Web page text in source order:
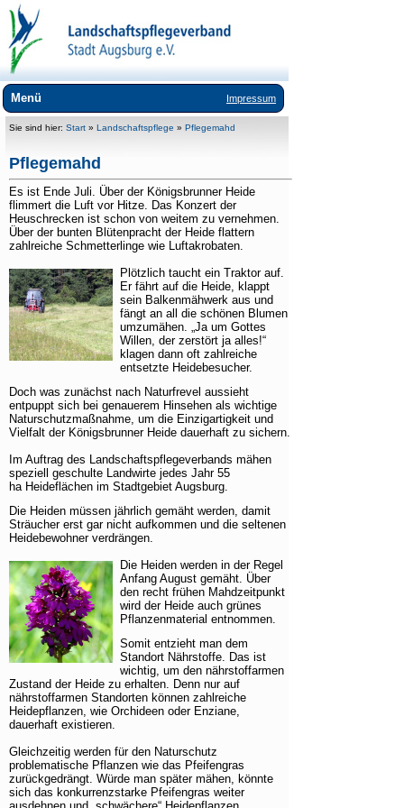
Impressum
Menü
Wir über uns
Landschaftspflege
+
Weidestadt Augsburg
+
Insektenvielfalt Augsburg
Öko-Modellregion
+
Streuobst für Augsburg
Pflegemahd
Biotopverbund
Gewässer
+
Regenio-Maßnahmen
Naturschutzfonds des Augsburger Zoos
Umweltbildung
Arten
Downloads
Links
Sie sind hier: Start » Landschaftspflege » Pflegemahd
Pflegemahd
Es ist Ende Juli. Über der Königsbrunner Heide
flimmert die Luft vor Hitze. Das Konzert der
Heuschrecken ist schon von weitem zu vernehmen.
Über der bunten Blütenpracht der Heide flattern
zahlreiche Schmetterlinge wie Luftakrobaten.
Plötzlich taucht ein Traktor auf.
Er fährt auf die Heide, klappt
sein Balkenmähwerk aus und
fängt an all die schönen Blumen
umzumähen. „Ja um Gottes
Willen, der zerstört ja alles!“
klagen dann oft zahlreiche
entsetzte Heidebesucher.
Doch was zunächst nach Naturfrevel aussieht
entpuppt sich bei genauerem Hinsehen als wichtige
Naturschutzmaßnahme, um die Einzigartigkeit und
Vielfalt der Königsbrunner Heide dauerhaft zu sichern.
Im Auftrag des Landschaftspflegeverbands mähen
speziell geschulte Landwirte jedes Jahr 55
ha Heideflächen im Stadtgebiet Augsburg.
Die Heiden müssen jährlich gemäht werden, damit
Sträucher erst gar nicht aufkommen und die seltenen
Heidebewohner verdrängen.
Die Heiden werden in der Regel
Anfang August gemäht. Über
den recht frühen Mahdzeitpunkt
wird der Heide auch grünes
Pflanzenmaterial entnommen.
Somit entzieht man dem
Standort Nährstoffe. Das ist
wichtig, um den nährstoffarmen
Zustand der Heide zu erhalten. Denn nur auf
nährstoffarmen Standorten können zahlreiche
Heidepflanzen, wie Orchideen oder Enziane,
dauerhaft existieren.
Gleichzeitig werden für den Naturschutz
problematische Pflanzen wie das Pfeifengras
zurückgedrängt. Würde man später mähen, könnte
sich das konkurrenzstarke Pfeifengras weiter